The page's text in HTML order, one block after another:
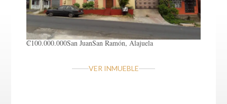
₡100.000.000San JuanSan Ramón, Alajuela
VER INMUEBLE